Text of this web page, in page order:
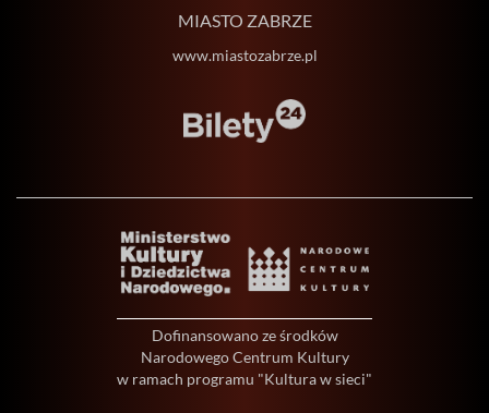
MIASTO ZABRZE
www.miastozabrze.pl
Dofinansowano ze środków
Narodowego Centrum Kultury
w ramach programu "Kultura w sieci"